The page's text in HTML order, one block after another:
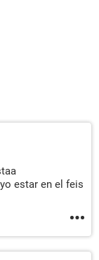
estar en el feis